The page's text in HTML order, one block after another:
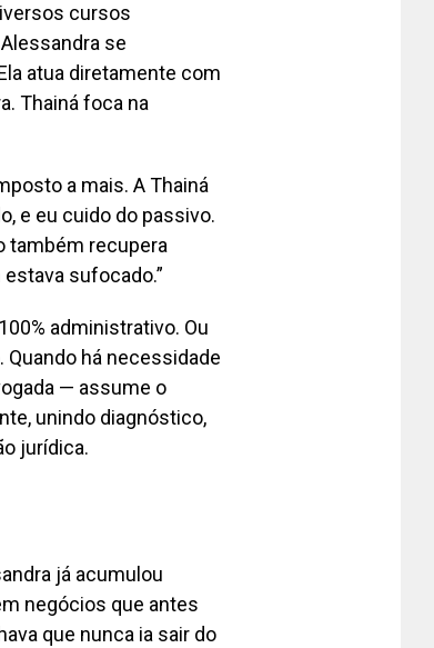
cursos
se
atua diretamente com
Thainá foca na
a mais. A Thainá
e eu cuido do passivo.
também recupera
sufocado.”
administrativo. Ou
Quando há necessidade
— assume o
unindo diagnóstico,
jurídica.
já acumulou
negócios que antes
que nunca ia sair do